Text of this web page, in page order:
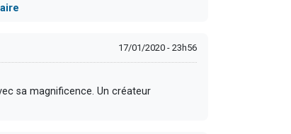
17/01/2020 - 23h56
sa magnificence. Un créateur